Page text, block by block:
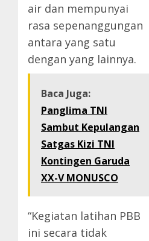
air dan mempunyai
rasa sepenanggungan
antara yang satu
dengan yang lainnya.
Baca Juga:
Panglima TNI
Sambut Kepulangan
Satgas Kizi TNI
Kontingen Garuda
XX-V MONUSCO
“Kegiatan latihan PBB
ini secara tidak